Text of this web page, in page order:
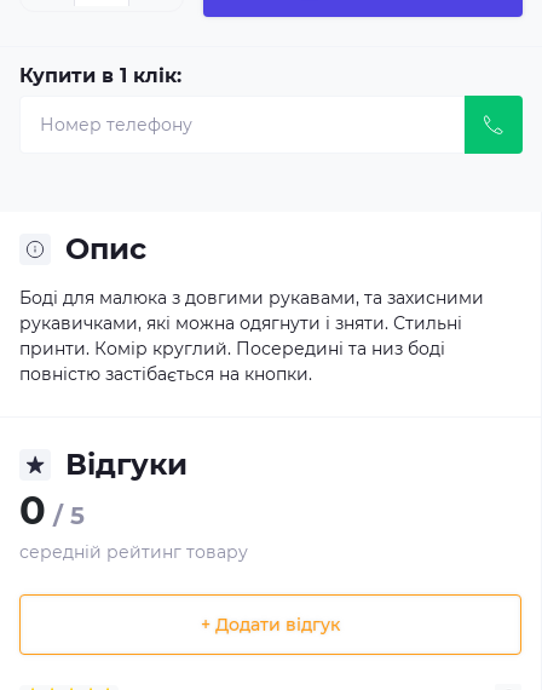
Купити в 1 клік:
Опис
Боді для малюка з довгими рукавами, та захисними
рукавичками, які можна одягнути і зняти. Стильні
принти. Комір круглий. Посередині та низ боді
повністю застібається на кнопки.
Відгуки
0 / 5
середній рейтинг товару
+ Додати відгук